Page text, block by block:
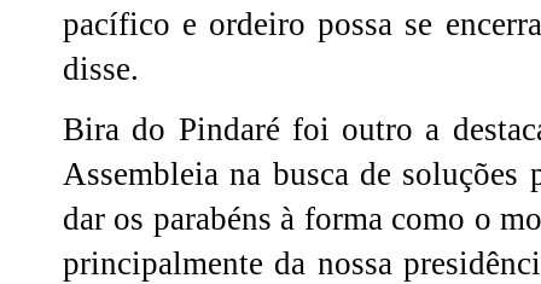
pacífico e ordeiro possa se
disse.
Bira do Pindaré foi outro a
Assembleia na busca de soluções
dar os parabéns à forma como o
principalmente da nossa